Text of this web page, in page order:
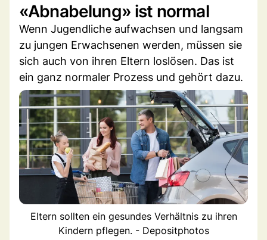
«Abnabelung» ist normal
Wenn Jugendliche aufwachsen und langsam
zu jungen Erwachsenen werden, müssen sie
sich auch von ihren Eltern loslösen. Das ist
ein ganz normaler Prozess und gehört dazu.
Eltern sollten ein gesundes Verhältnis zu ihren
Kindern pflegen. - Depositphotos